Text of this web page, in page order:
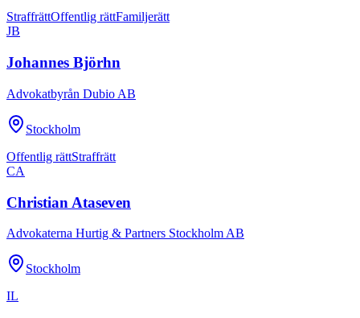
StraffrättOffentlig rättFamiljerätt
JB
Johannes Björhn
Advokatbyrån Dubio AB
Stockholm
Offentlig rättStraffrätt
CA
Christian Ataseven
Advokaterna Hurtig & Partners Stockholm AB
Stockholm
IL